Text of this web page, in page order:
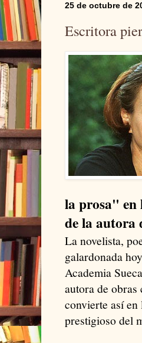
25 de octubre de
Escritora
la prosa" en
de la autora
La novelista,
galardonada
Academia
autora de obras
convierte así
prestigioso del